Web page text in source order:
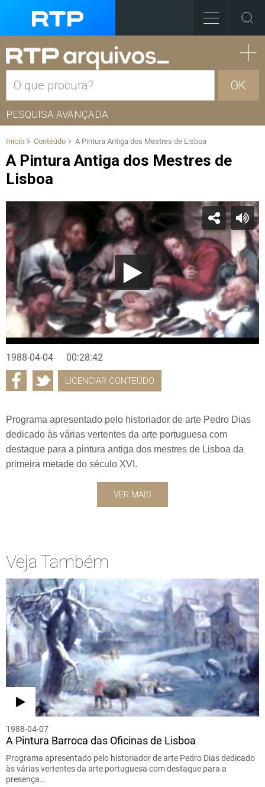
OK
PESQUISA AVANÇADA
Início Conteúdo A Pintura Antiga dos Mestres de Lisboa
A Pintura Antiga dos Mestres de
Lisboa
1988-04-04 00:28:42
LICENCIAR CONTEÚDO
Programa apresentado pelo historiador de arte Pedro Dias
dedicado às várias vertentes da arte portuguesa com
destaque para a pintura antiga dos mestres de Lisboa da
primeira metade do século XVI.
VER MAIS
Veja Também
1988-04-07
A Pintura Barroca das Oficinas de Lisboa
Programa apresentado pelo historiador de arte Pedro Dias dedicado
às várias vertentes da arte portuguesa com destaque para a
presença…